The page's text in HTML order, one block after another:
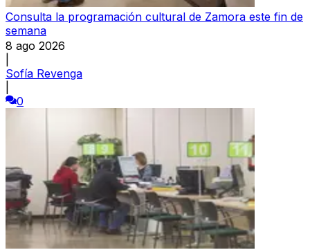
Consulta la programación cultural de Zamora este fin de
semana
8 ago 2026
Sofía Revenga
0